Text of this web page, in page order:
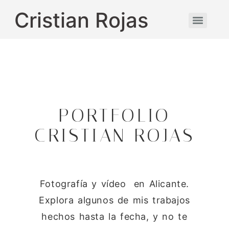
Cristian Rojas
PORTFOLIO
CRISTIAN ROJAS
Fotografía y vídeo en Alicante.
Explora algunos de mis trabajos
hechos hasta la fecha, y no te